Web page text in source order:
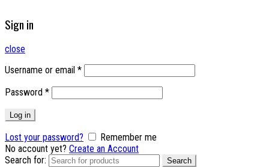
Sign in
close
Username or email *
Password *
Log in
Lost your password?
Remember me
No account yet? Create an Account
Search for:
Search